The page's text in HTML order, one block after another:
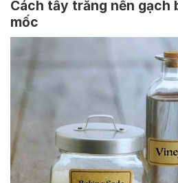
Cách tẩy trắng nền gạch
mốc